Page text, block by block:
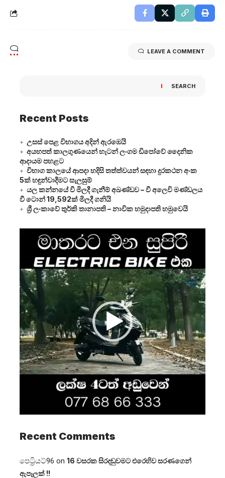
LEAVE A COMMENT
SEARCH
Recent Posts
උසස් පෙළ විභාගය අදින් ඇරඹෙයි
අයහපත් කාලගුණයෙන් හැටන් ලංගම ඩිපෝවේ දෛනික
ආදායම පහළට
විභාග කාලයේ ආපදා හදිසි තත්ත්වයන් සඳහා දුරකථන අංක
5ක් හඳුන්වාදීමට සැලසුම්
යල කන්නයේ වී මිලදී ගැනීම් අඛණ්ඩව – වී අලෙවි මණ්ඩලය
වී ටොන් 19,592ක් මිලදී ගනියි
ශ්‍රී ලංකාවේ තුර්කි තානාපති – නාවික හමුදාපති හමුවෙයි
Player
Recent Comments
පෙට්‍රියට්96 on 16 වසරක සිරදඬුවමට එරෙහිව සරණගෙන්
ඇපෑලක් !!